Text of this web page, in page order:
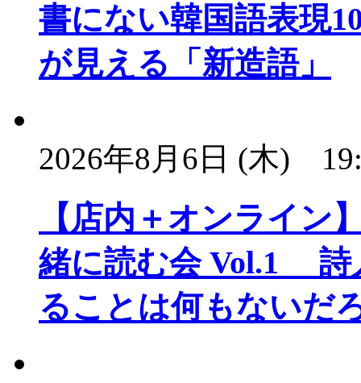
書にない韓国語表現
が見える「新造語」
2026年8月6日 (木)
【店内＋オンライン
緒に読む会 Vol.1 詩
ることは何もないだ